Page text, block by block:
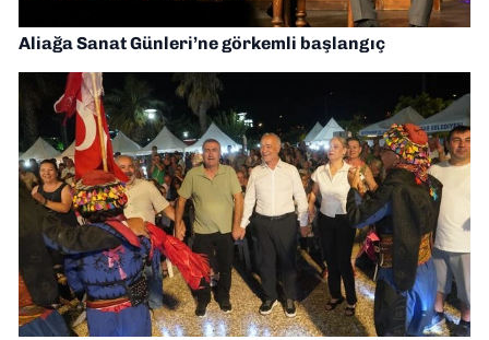
Aliağa Sanat Günleri’ne görkemli başlangıç